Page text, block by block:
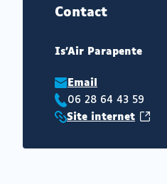
Contact
Is'Air Parapente
Email
Téléphone
06 28 64 43 59
Site
Site internet(ouvrir
un